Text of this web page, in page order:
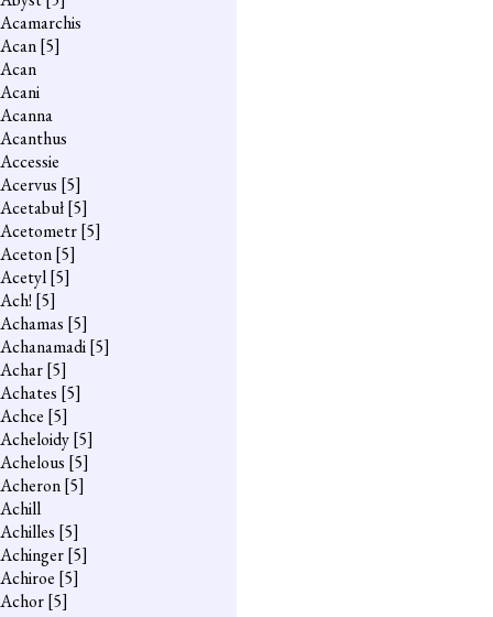
Acamarchis
Acan[5]
Acan
Acani
Acanna
Acanthus
Accessie
Acervus [5]
Acetabuł[5]
Acetometr[5]
Aceton[5]
Acetyl[5]
Ach! [5]
Achamas [5]
Achanamadi[5]
Achar[5]
Achates [5]
Achce [5]
Acheloidy[5]
Achelous [5]
Acheron[5]
Achill
Achilles [5]
Achinger[5]
Achiroe [5]
Achor[5]